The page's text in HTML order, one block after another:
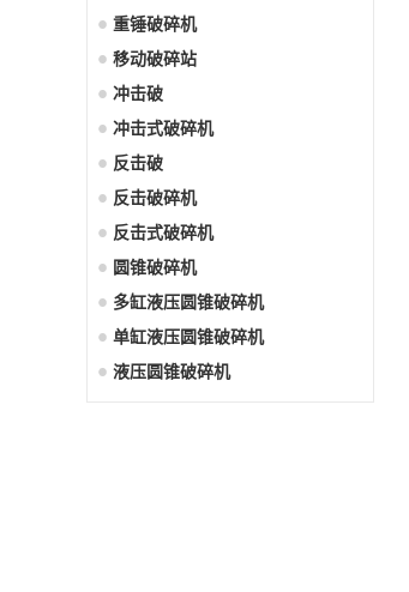
重锤破碎机
移动破碎站
冲击破
冲击式破碎机
反击破
反击破碎机
反击式破碎机
圆锥破碎机
多缸液压圆锥破碎机
单缸液压圆锥破碎机
液压圆锥破碎机